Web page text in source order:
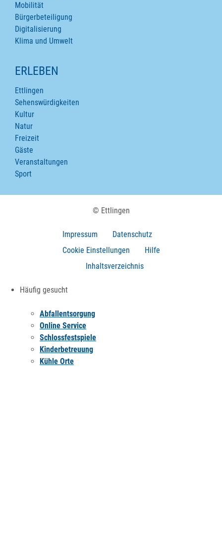
Mobilität
Bürgerbeteiligung
Digitalisierung
Klima und Umwelt
ERLEBEN
Ettlingen
Sehenswürdigkeiten
Kultur
Natur
Freizeit
Gäste
Veranstaltungen
Sport
© Ettlingen
Impressum
Datenschutz
Cookie Einstellungen
Hilfe
Inhaltsverzeichnis
Häufig gesucht
Abfallentsorgung
Online Service
Schlossfestspiele
Kinderbetreuung
Kühle Orte